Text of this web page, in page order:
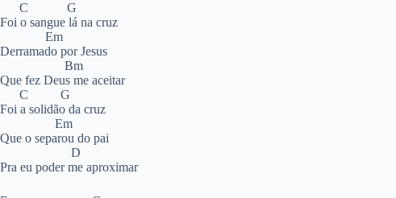
C G
Foi o sangue lá na cruz
Em
Derramado por Jesus
Bm
Que fez Deus me aceitar
C G
Foi a solidão da cruz
Em
Que o separou do pai
D
Pra eu poder me aproximar